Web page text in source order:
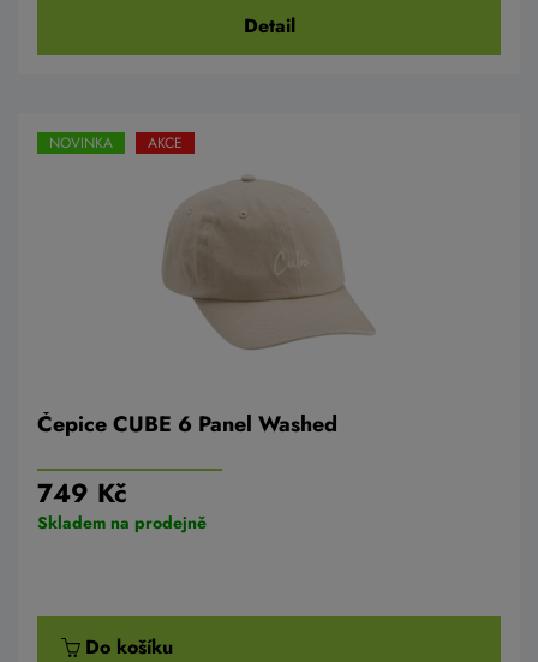
Detail
Čepice CUBE 6 Panel Washed
NOVINKA AKCE
749 Kč
Skladem na prodejně
Do košíku